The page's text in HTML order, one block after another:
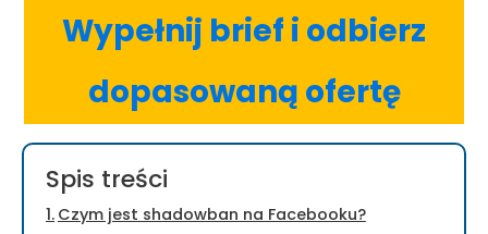
Wypełnij brief i odbierz
dopasowaną ofertę
Spis treści
Czym jest shadowban na Facebooku?